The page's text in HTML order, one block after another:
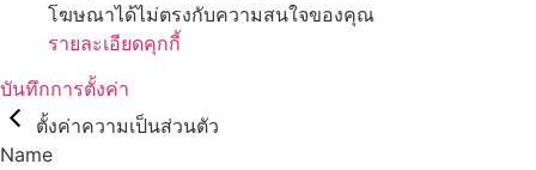
โฆษณาได้ไม่ตรงกับความสนใจของคุณ
รายละเอียดคุกกี้
บันทึกการตั้งค่า
ตั้งค่าความเป็นส่วนตัว
Name